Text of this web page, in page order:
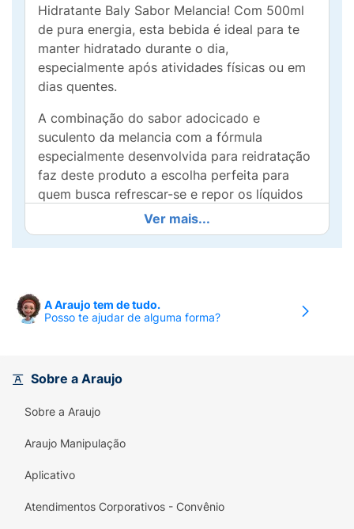
Hidratante Baly Sabor Melancia! Com 500ml
de pura energia, esta bebida é ideal para te
manter hidratado durante o dia,
especialmente após atividades físicas ou em
dias quentes.
A combinação do sabor adocicado e
suculento da melancia com a fórmula
especialmente desenvolvida para reidratação
faz deste produto a escolha perfeita para
quem busca refrescar-se e repor os líquidos
perdidos de forma deliciosa. Baly Hidrate é
leve, saboroso e se encaixa perfeitamente na
sua rotina, seja em casa, no trabalho ou na
Experimente a alegria de beber algo que não
só hidrata, mas também agrada ao paladar!
como um momento de refrescância e bem-
Ver mais...
A Araujo tem de tudo.
Posso te ajudar de alguma forma?
Sobre a Araujo
Sobre a Araujo
Araujo Manipulação
Aplicativo
Atendimentos Corporativos - Convênio